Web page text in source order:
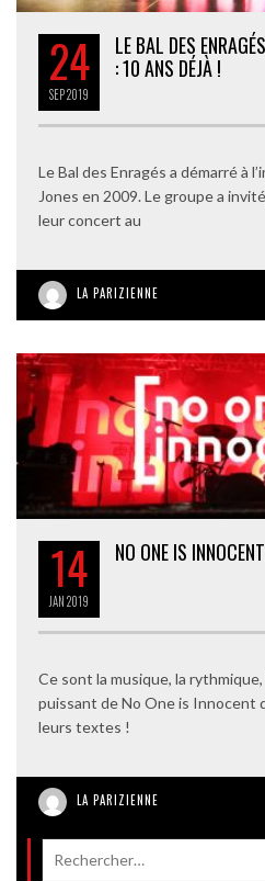
24
SEP2019
LE BAL DES
: 10 ANS DÉJÀ !
Le Bal des Enragés a démarré à
Jones en 2009. Le groupe a
leur concert au
LA PARIZIENNE
14
JAN2019
NO ONE IS
Ce sont la musique, la
puissant de No One is Innocent
leurs textes !
LA PARIZIENNE